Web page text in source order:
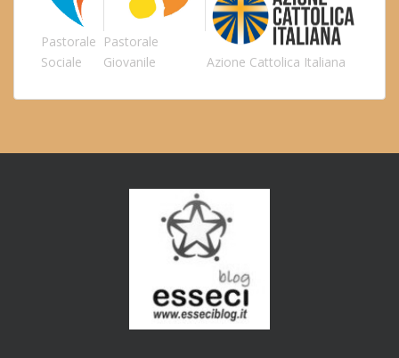
Pastorale
Sociale
Pastorale
Giovanile
Azione Cattolica Italiana